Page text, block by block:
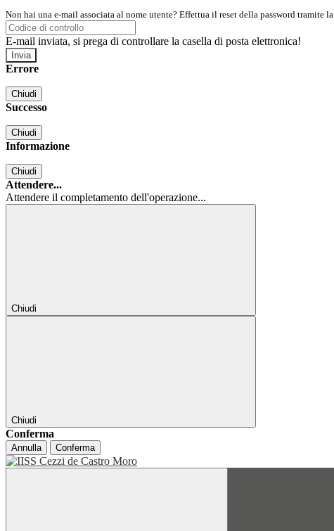
Non hai una e-mail associata al nome utente? Effettua il reset della password tramite la
E-mail inviata, si prega di controllare la casella di posta elettronica!
Errore
Chiudi
Successo
Chiudi
Informazione
Chiudi
Attendere...
Attendere il completamento dell'operazione...
Chiudi
Chiudi
Conferma
Annulla Conferma